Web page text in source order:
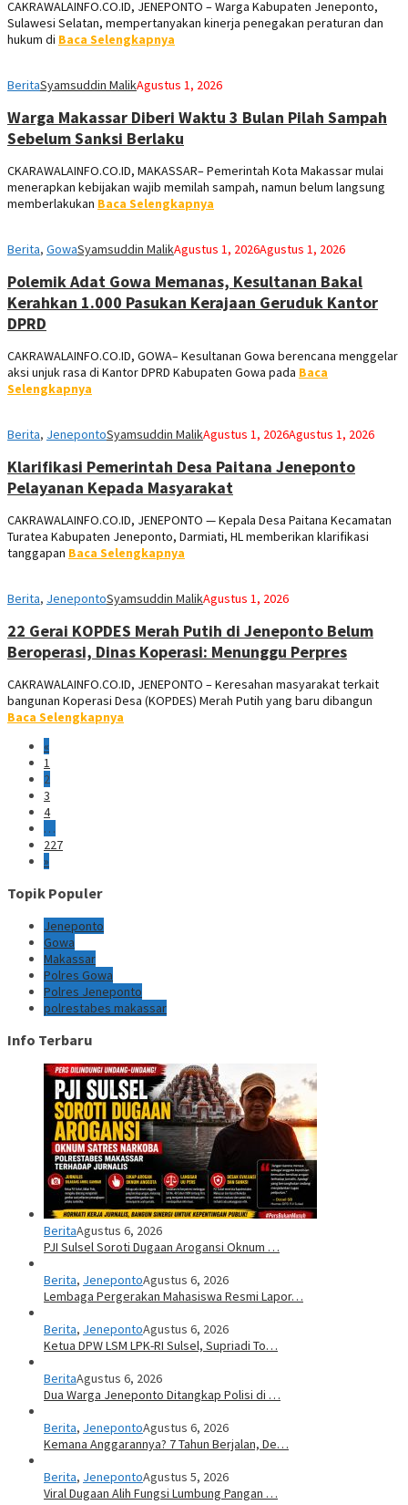
CAKRAWALAINFO.CO.ID, JENEPONTO – Warga Kabupaten Jeneponto,
Sulawesi Selatan, mempertanyakan kinerja penegakan peraturan dan
hukum di Baca Selengkapnya
BeritaSyamsuddin MalikAgustus 1, 2026
Warga Makassar Diberi Waktu 3 Bulan Pilah Sampah
Sebelum Sanksi Berlaku
CKARAWALAINFO.CO.ID, MAKASSAR– Pemerintah Kota Makassar mulai
menerapkan kebijakan wajib memilah sampah, namun belum langsung
memberlakukan Baca Selengkapnya
Berita, GowaSyamsuddin MalikAgustus 1, 2026Agustus 1, 2026
Polemik Adat Gowa Memanas, Kesultanan Bakal
Kerahkan 1.000 Pasukan Kerajaan Geruduk Kantor
DPRD
CAKRAWALAINFO.CO.ID, GOWA– Kesultanan Gowa berencana menggelar
aksi unjuk rasa di Kantor DPRD Kabupaten Gowa pada Baca
Selengkapnya
Berita, JenepontoSyamsuddin MalikAgustus 1, 2026Agustus 1, 2026
Klarifikasi Pemerintah Desa Paitana Jeneponto
Pelayanan Kepada Masyarakat
CAKRAWALAINFO.CO.ID, JENEPONTO — Kepala Desa Paitana Kecamatan
Turatea Kabupaten Jeneponto, Darmiati, HL memberikan klarifikasi
tanggapan Baca Selengkapnya
Berita, JenepontoSyamsuddin MalikAgustus 1, 2026
22 Gerai KOPDES Merah Putih di Jeneponto Belum
Beroperasi, Dinas Koperasi: Menunggu Perpres
CAKRAWALAINFO.CO.ID, JENEPONTO – Keresahan masyarakat terkait
bangunan Koperasi Desa (KOPDES) Merah Putih yang baru dibangun
Baca Selengkapnya
«
1
2
3
4
…
227
»
Topik Populer
Jeneponto
Gowa
Makassar
Polres Gowa
Polres Jeneponto
polrestabes makassar
Info Terbaru
BeritaAgustus 6, 2026
PJI Sulsel Soroti Dugaan Arogansi Oknum …
Berita, JenepontoAgustus 6, 2026
Lembaga Pergerakan Mahasiswa Resmi Lapor…
Berita, JenepontoAgustus 6, 2026
Ketua DPW LSM LPK-RI Sulsel, Supriadi To…
BeritaAgustus 6, 2026
Dua Warga Jeneponto Ditangkap Polisi di …
Berita, JenepontoAgustus 6, 2026
Kemana Anggarannya? 7 Tahun Berjalan, De…
Berita, JenepontoAgustus 5, 2026
Viral Dugaan Alih Fungsi Lumbung Pangan …